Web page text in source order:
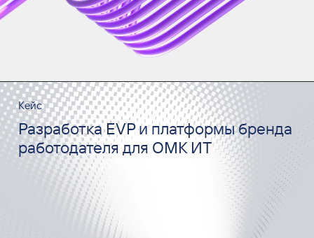
Кейс
Разработка EVP и платформы бренда
работодателя для ОМК ИТ